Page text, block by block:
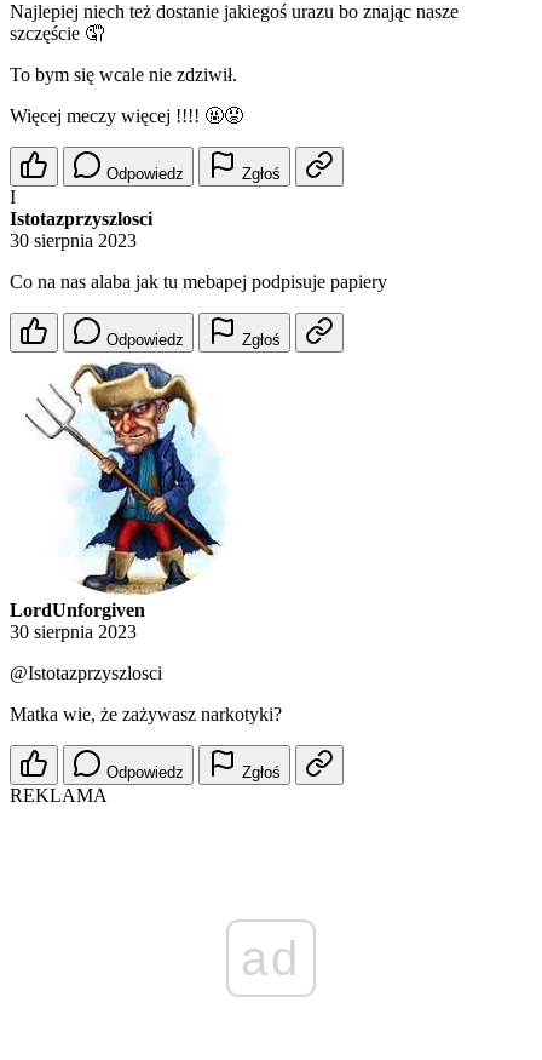
Najlepiej niech też dostanie jakiegoś urazu bo znając nasze
szczęście 🤦
To bym się wcale nie zdziwił.
Więcej meczy więcej !!!! 🤬😡
Odpowiedz Zgłoś
I
Istotazprzyszlosci
30 sierpnia 2023
Co na nas alaba jak tu mebapej podpisuje papiery
Odpowiedz Zgłoś
LordUnforgiven
30 sierpnia 2023
@Istotazprzyszlosci
Matka wie, że zażywasz narkotyki?
Odpowiedz Zgłoś
REKLAMA
ad